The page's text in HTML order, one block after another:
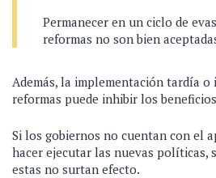
Permanecer en un ciclo de
reformas no son bien
Además, la implementación tardía o
reformas puede inhibir los
Si los gobiernos no cuentan con el
hacer ejecutar las nuevas políticas,
estas no surtan efecto.